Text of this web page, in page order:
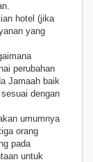
hotel (jika
yang
perubahan
Jamaah baik
dengan
umumnya
orang
pada
untuk